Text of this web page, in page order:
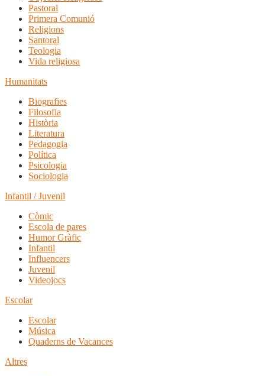
Pastoral
Primera Comunió
Religions
Santoral
Teologia
Vida religiosa
Humanitats
Biografies
Filosofia
Història
Literatura
Pedagogia
Política
Psicologia
Sociologia
Infantil / Juvenil
Còmic
Escola de pares
Humor Gràfic
Infantil
Influencers
Juvenil
Videojocs
Escolar
Escolar
Música
Quaderns de Vacances
Altres